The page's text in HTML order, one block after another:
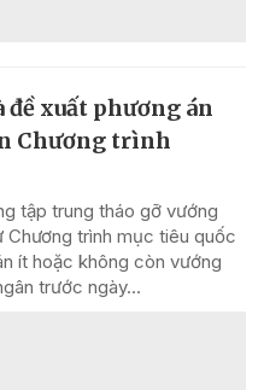
xuất phương án
Chương trình
tập trung tháo gỡ vướng
trình mục tiêu quốc
ít hoặc không còn vướng
trước ngày...